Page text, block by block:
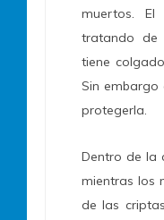
muertos.
tratando
tiene
Sin embargo
protegerla.
Dentro de la
mientras los
de las